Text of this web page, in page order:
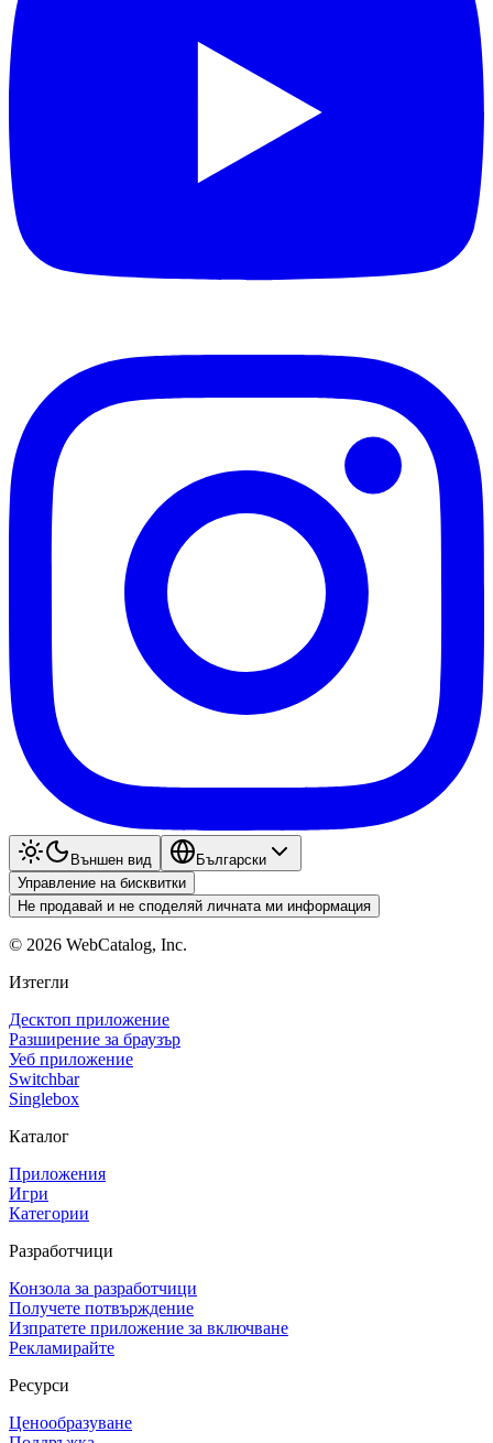
Външен вид
Български
Управление на бисквитки
Не продавай и не споделяй личната ми информация
© 2026 WebCatalog, Inc.
Изтегли
Десктоп приложение
Разширение за браузър
Уеб приложение
Switchbar
Singlebox
Каталог
Приложения
Игри
Категории
Разработчици
Конзола за разработчици
Получете потвърждение
Изпратете приложение за включване
Рекламирайте
Ресурси
Ценообразуване